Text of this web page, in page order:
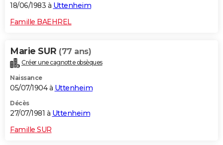
18/06/1983 à Uttenheim
Famille BAEHREL
Marie SUR (77 ans)
Créer une cagnotte obsèques
Naissance
05/07/1904 à Uttenheim
Décès
27/07/1981 à Uttenheim
Famille SUR